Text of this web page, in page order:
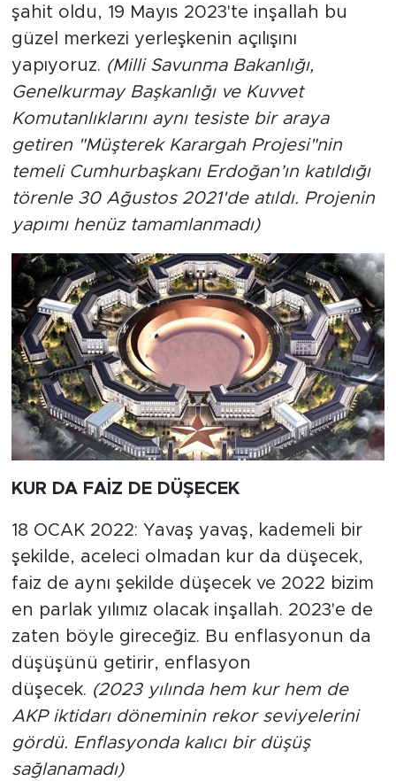
şahit oldu, 19 Mayıs 2023'te inşallah bu
güzel merkezi yerleşkenin açılışını
yapıyoruz. (Milli Savunma Bakanlığı,
Genelkurmay Başkanlığı ve Kuvvet
Komutanlıklarını aynı tesiste bir araya
getiren "Müşterek Karargah Projesi"nin
temeli Cumhurbaşkanı Erdoğan’ın katıldığı
törenle 30 Ağustos 2021'de atıldı. Projenin
yapımı henüz tamamlanmadı)
KUR DA FAİZ DE DÜŞECEK
18 OCAK 2022: Yavaş yavaş, kademeli bir
şekilde, aceleci olmadan kur da düşecek,
faiz de aynı şekilde düşecek ve 2022 bizim
en parlak yılımız olacak inşallah. 2023'e de
zaten böyle gireceğiz. Bu enflasyonun da
düşüşünü getirir, enflasyon
düşecek. (2023 yılında hem kur hem de
AKP iktidarı döneminin rekor seviyelerini
gördü. Enflasyonda kalıcı bir düşüş
sağlanamadı)
VİDEOLAR
ALINTI YAZARLAR
SOSYAL MEDYA